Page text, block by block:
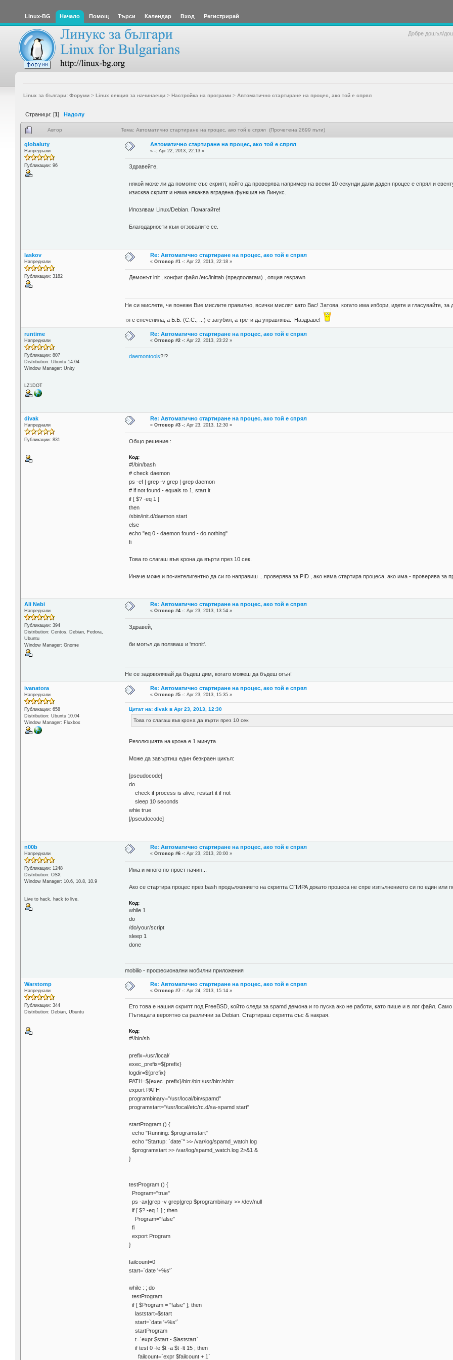
Linux-BG Начало Помощ Търси Календар Вход Регистрирай
Добре дошъл/
Linux за българи: Форуми> Linux секция за начинаещи> Настройка на програми> Автоматично стартиране на процес, ако той е спрял
Страници: [1] Надолу
Автор Тема: Автоматично стартиране на процес, ако той е спрял (Прочетена 2699 пъти)
globaluty
Напреднали
Публикации: 96
Автоматично стартиране на процес, ако той е спрял
«-: Apr 22, 2013, 22:13 »
Здравейте,
някой може ли да помогне със скрипт, който да проверява например на всеки 10 секунди дали даден процес е спрял и
изисква скрипт и няма някаква вградена функция на Линукс.
Ипозлвам Linux/Debian. Помагайте!
Благодарности към отзовалите се.
laskov
Напреднали
Публикации: 3182
Re: Автоматично стартиране на процес, ако той е спрял
«Отговор #1 -: Apr 22, 2013, 22:18 »
Демонът init , конфиг файл /etc/inittab (предполагам) , опция respawn
Не си мислете, че понеже Вие мислите правилно, всички мислят като Вас! Затова, когато има избори, идете и гласувайте,
тя е спечелила, а Б.Б. (С.С., ...) е загубил, а трети да управлява. Наздраве!
runtime
Напреднали
Публикации: 807
Distribution: Ubuntu 14.04
Window Manager: Unity
LZ1DOT
Re: Автоматично стартиране на процес, ако той е спрял
«Отговор #2 -: Apr 22, 2013, 23:22 »
daemontools?!?
divak
Напреднали
Публикации: 831
Re: Автоматично стартиране на процес, ако той е спрял
«Отговор #3 -: Apr 23, 2013, 12:30 »
Общо решение :
Код:
#!/bin/bash
# check daemon
ps -ef | grep -v grep | grep daemon
# if not found - equals to 1, start it
if [ $? -eq 1 ]
then
/sbin/init.d/daemon start
else
echo "eq 0 - daemon found - do nothing"
fi
Това го слагаш във крона да върти през 10 сек.
Иначе може и по-интелигентно да си го направиш ...проверява за PID , ако няма стартира процеса, ако има - проверява за
Ali Nebi
Напреднали
Публикации: 394
Distribution: Centos, Debian, Fedora,
Ubuntu
Window Manager: Gnome
Re: Автоматично стартиране на процес, ако той е спрял
«Отговор #4 -: Apr 23, 2013, 13:54 »
Здравей,
би могъл да ползваш и 'monit'.
Не се задоволявай да бъдеш дим, когато можеш да бъдеш огън!
ivanatora
Напреднали
Публикации: 658
Distribution: Ubuntu 10.04
Window Manager: Fluxbox
Re: Автоматично стартиране на процес, ако той е спрял
«Отговор #5 -: Apr 23, 2013, 15:35 »
Цитат на: divak в Apr 23, 2013, 12:30
Това го слагаш във крона да върти през 10 сек.
Резолюцията на крона е 1 минута.
Може да завъртиш един безкраен цикъл:
[pseudocode]
do
check if process is alive, restart it if not
sleep 10 seconds
whie true
[/pseudocode]
n00b
Напреднали
Публикации: 1248
Distribution: OSX
Window Manager: 10.6, 10.8, 10.9
Live to hack, hack to live.
Re: Автоматично стартиране на процес, ако той е спрял
«Отговор #6 -: Apr 23, 2013, 20:00 »
Има и много по-прост начин...
Ако се стартира процес през bash продължението на скрипта СПИРА докато процеса не спре изпълнението си по един или
Код:
while 1
do
/do/your/script
sleep 1
done
mobilio - професионални мобилни приложения
Warstomp
Напреднали
Публикации: 344
Distribution: Debian, Ubuntu
Re: Автоматично стартиране на процес, ако той е спрял
«Отговор #7 -: Apr 24, 2013, 15:14 »
Ето това е нашия скрипт под FreeBSD, който следи за spamd демона и го пуска ако не работи, като пише и в лог файл.
Пътищата вероятно са различни за Debian. Стартираш скрипта със & накрая.
Код:
#!/bin/sh
prefix=/usr/local/
exec_prefix=${prefix}
logdir=${prefix}
PATH=${exec_prefix}/bin:/bin:/usr/bin:/sbin:
export PATH
programbinary="/usr/local/bin/spamd"
programstart="/usr/local/etc/rc.d/sa-spamd start"
startProgram () {
echo "Running: $programstart"
echo "Startup: `date`" >> /var/log/spamd_watch.log
$programstart >> /var/log/spamd_watch.log 2>&1 &
}
testProgram () {
Program="true"
ps -ax|grep -v grep|grep $programbinary >> /dev/null
if [ $? -eq 1 ] ; then
Program="false"
fi
export Program
}
failcount=0
start=`date '+%s'`
while : ; do
testProgram
if [ $Program = "false" ]; then
laststart=$start
start=`date '+%s'`
startProgram
t=`expr $start - $laststart`
if test 0 -le $t -a $t -lt 15 ; then
failcount=`expr $failcount + 1`